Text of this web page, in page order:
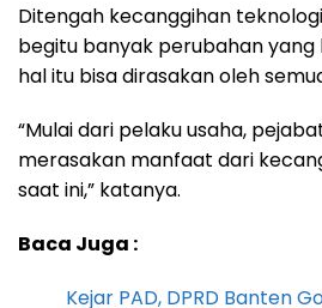
Ditengah kecanggihan
begitu banyak perubahan yang
hal itu bisa dirasakan oleh
“Mulai dari pelaku usaha,
merasakan manfaat dari
saat ini,” katanya.
Baca Juga :
Kejar PAD, DPRD Banten